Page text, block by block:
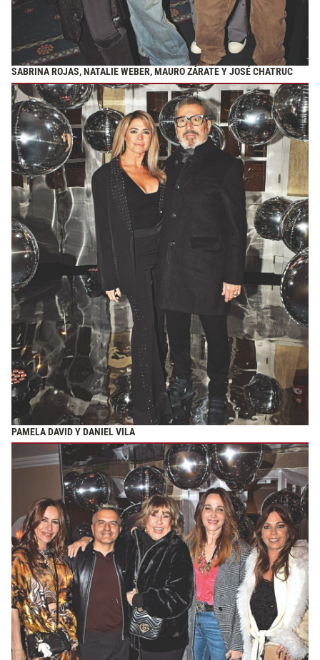
SABRINA ROJAS, NATALIE WEBER, MAURO ZÁRATE Y JOSÉ CHATRUC
PAMELA DAVID Y DANIEL VILA